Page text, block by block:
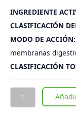
INGREDIENTE
CLASIFICACIÓN
MODO DE ACCIÓN:
membranas
CLASIFICACIÓN